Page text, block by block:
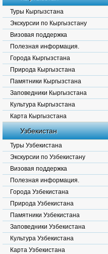
Туры Кыргызстана
Экскурсии по Кыргызстану
Визовая поддержка
Полезная информация.
Города Кыргызстана
Природа Кыргызстана
Памятники Кыргызстана
Заповедники Кыргызстана
Культура Кыргызстана
Карта Кыргызстана
Узбекистан
Туры Узбекистана
Экскурсии по Узбекистану
Визовая поддержка
Полезная информация.
Города Узбекистана
Природа Узбекистана
Памятники Узбекистана
Заповедники Узбекистана
Культура Узбекистана
Карта Узбекистана